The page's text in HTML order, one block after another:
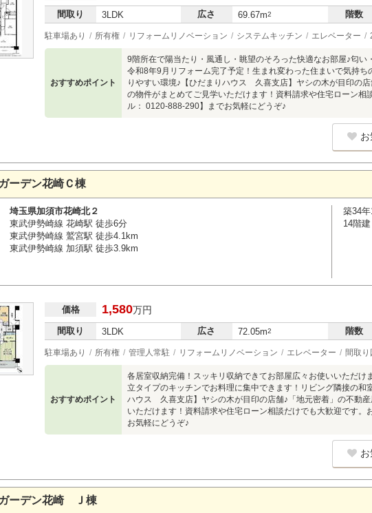
間取り 3LDK 広さ 69.67m2 階数
駐車場あり 所有権 リフォームリノベーション システムキッチン エレベーター
おすすめポイント
9階所在で陽当たり・風通し・眺望のそろった快適なお部屋♪匂
令和8年9月リフォーム完了予定！生まれ変わった住まいで気持
りやすい環境♪【ひだまりハウス 久喜支店】ヤシの木が目印の
の物件がまとめてご見学いただけます！資料請求や住宅ローン
ル： 0120-888-290】までお気軽にどうぞ♪
ーデン花崎Ｃ棟
埼玉県加須市花崎北２
東武伊勢崎線 花崎駅 徒歩6分
東武伊勢崎線 鷲宮駅 徒歩4.1km
東武伊勢崎線 加須駅 徒歩3.9km
築34年
14階建
価格 1,580万円
間取り 3LDK 広さ 72.05m2 階数
駐車場あり 所有権 管理人常駐 リフォームリノベーション エレベーター 間取り
おすすめポイント
各居室収納完備！スッキリ収納できてお部屋広々お使いいただ
立タイプのキッチンでお料理に集中できます！リビング隣接の和
ハウス 久喜支店】ヤシの木が目印の店舗♪「地元密着」の不動
いただけます！資料請求や住宅ローン相談だけでも大歓迎です
お気軽にどうぞ♪
ーデン花崎 Ｊ棟